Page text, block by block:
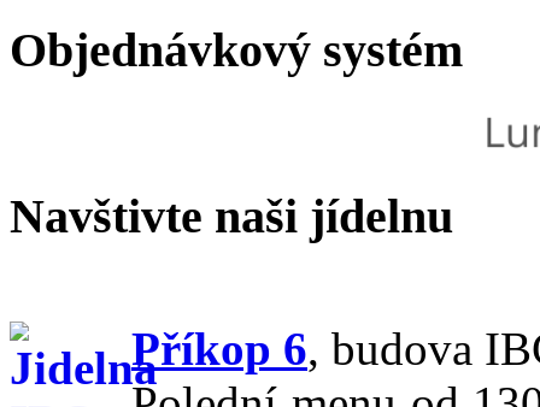
Objednávkový systém
Navštivte naši jídelnu
Příkop 6, budova